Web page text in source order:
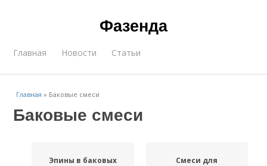
Фазенда
Главная Новости Статьи
Главная » Баковые смеси
Баковые смеси
Эпины в баковых
Смеси для